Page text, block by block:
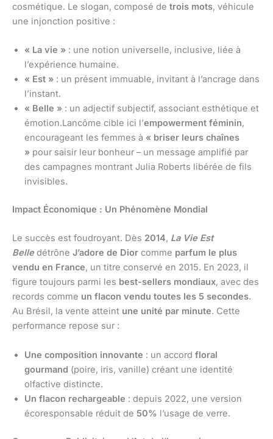
cosmétique. Le slogan, composé de trois mots, véhicule
une injonction positive :
« La vie » : une notion universelle, inclusive, liée à
l’expérience humaine.
« Est » : un présent immuable, invitant à l’ancrage dans
l’instant.
« Belle » : un adjectif subjectif, associant esthétique et
émotion.Lancôme cible ici l’empowerment féminin,
encourageant les femmes à « briser leurs chaînes
» pour saisir leur bonheur – un message amplifié par
des campagnes montrant Julia Roberts libérée de fils
invisibles.
Impact Économique : Un Phénomène Mondial
Le succès est foudroyant. Dès 2014, La Vie Est
Belledétrône J’adore de Dior comme parfum le plus
vendu en France, un titre conservé en 2015. En 2023, il
figure toujours parmi les best-sellers mondiaux, avec des
records comme un flacon vendu toutes les 5 secondes.
Au Brésil, la vente atteint une unité par minute. Cette
performance repose sur :
Une composition innovante : un accord floral
gourmand (poire, iris, vanille) créant une identité
olfactive distincte.
Un flacon rechargeable : depuis 2022, une version
écoresponsable réduit de 50% l’usage de verre.